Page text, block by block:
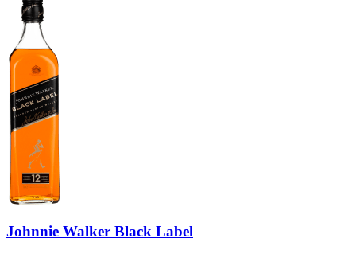
Johnnie Walker Black Label